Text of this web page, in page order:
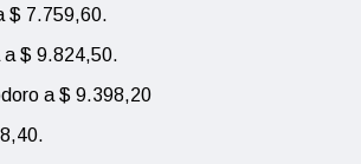
$ 7.759,60.
a $ 9.824,50.
a $ 9.398,20